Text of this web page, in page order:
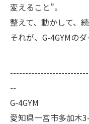
変えること”。
整えて、動かして、
それが、G-4GYMの
--
G-4GYM
愛知県一宮市多加木